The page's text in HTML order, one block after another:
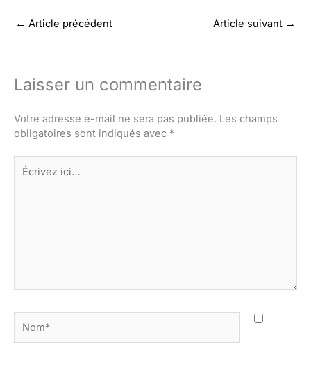
← Article précédent Article suivant →
Laisser un commentaire
Votre adresse e-mail ne sera pas publiée. Les champs
obligatoires sont indiqués avec *
Écrivez
ici…